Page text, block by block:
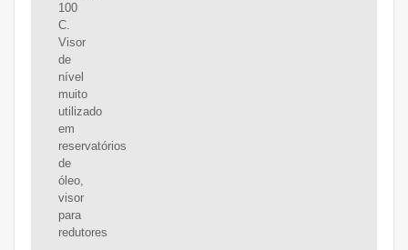
100
C.
Visor
de
nível
muito
utilizado
em
reservatórios
de
óleo,
visor
para
redutores